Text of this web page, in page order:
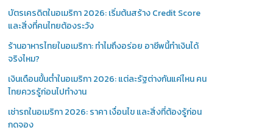
บัตรเครดิตในอเมริกา 2026: เริ่มต้นสร้าง Credit Score
และสิ่งที่คนไทยต้องระวัง
ร้านอาหารไทยในอเมริกา: ทำไมถึงอร่อย อาชีพนี้ทำเงินได้
จริงไหม?
เงินเดือนขั้นต่ำในอเมริกา 2026: แต่ละรัฐต่างกันแค่ไหน คน
ไทยควรรู้ก่อนไปทำงาน
เช่ารถในอเมริกา 2026: ราคา เงื่อนไข และสิ่งที่ต้องรู้ก่อน
กดจอง